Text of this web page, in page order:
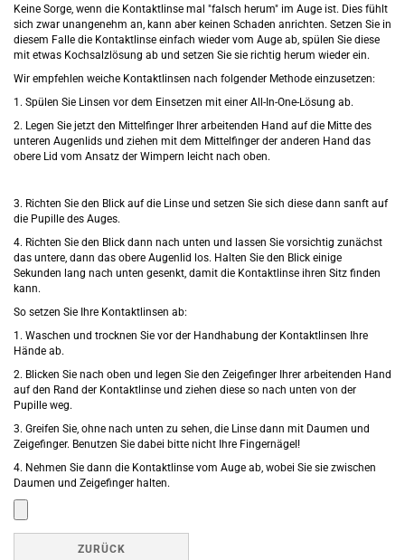
Keine Sorge, wenn die Kontaktlinse mal "falsch herum" im Auge ist. Dies fühlt
sich zwar unangenehm an, kann aber keinen Schaden anrichten. Setzen Sie in
diesem Falle die Kontaktlinse einfach wieder vom Auge ab, spülen Sie diese
mit etwas Kochsalzlösung ab und setzen Sie sie richtig herum wieder ein.
Wir empfehlen weiche Kontaktlinsen nach folgender Methode einzusetzen:
1. Spülen Sie Linsen vor dem Einsetzen mit einer All-In-One-Lösung ab.
2. Legen Sie jetzt den Mittelfinger Ihrer arbeitenden Hand auf die Mitte des
unteren Augenlids und ziehen mit dem Mittelfinger der anderen Hand das
obere Lid vom Ansatz der Wimpern leicht nach oben.
3. Richten Sie den Blick auf die Linse und setzen Sie sich diese dann sanft auf
die Pupille des Auges.
4. Richten Sie den Blick dann nach unten und lassen Sie vorsichtig zunächst
das untere, dann das obere Augenlid los. Halten Sie den Blick einige
Sekunden lang nach unten gesenkt, damit die Kontaktlinse ihren Sitz finden
kann.
So setzen Sie Ihre Kontaktlinsen ab:
1. Waschen und trocknen Sie vor der Handhabung der Kontaktlinsen Ihre
Hände ab.
2. Blicken Sie nach oben und legen Sie den Zeigefinger Ihrer arbeitenden Hand
auf den Rand der Kontaktlinse und ziehen diese so nach unten von der
Pupille weg.
3. Greifen Sie, ohne nach unten zu sehen, die Linse dann mit Daumen und
Zeigefinger. Benutzen Sie dabei bitte nicht Ihre Fingernägel!
4. Nehmen Sie dann die Kontaktlinse vom Auge ab, wobei Sie sie zwischen
Daumen und Zeigefinger halten.
ZURÜCK